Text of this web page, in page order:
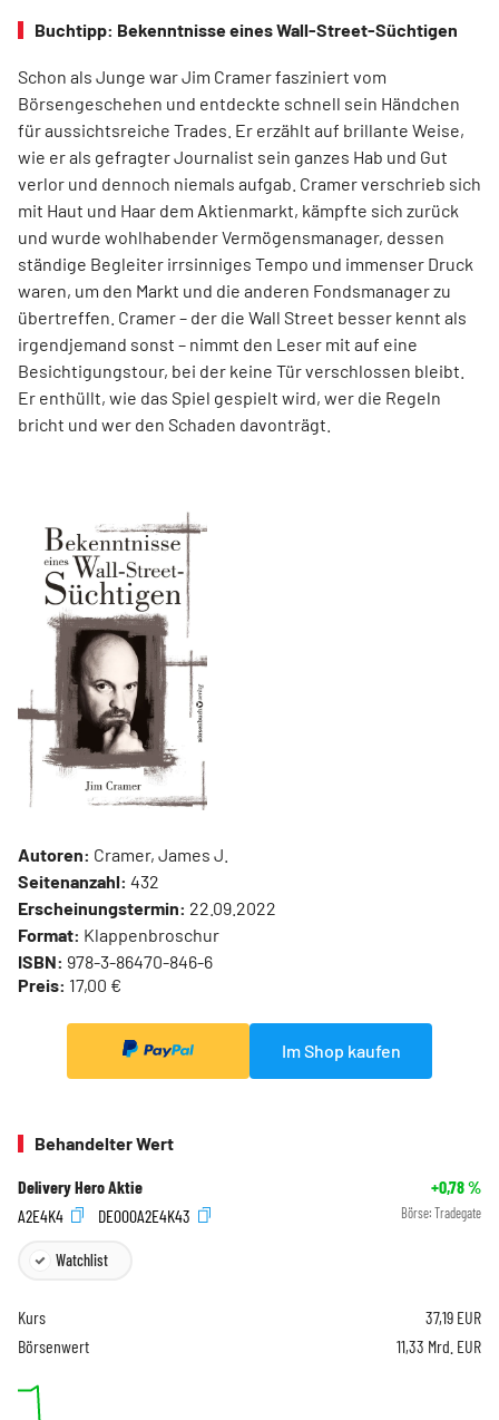
Buchtipp: Bekenntnisse eines Wall-Street-Süchtigen
Schon als Junge war Jim Cramer fasziniert vom
Börsengeschehen und entdeckte schnell sein Händchen
für aussichtsreiche Trades. Er erzählt auf brillante Weise,
wie er als gefragter Journalist sein ganzes Hab und Gut
verlor und dennoch niemals aufgab. Cramer verschrieb sich
mit Haut und Haar dem Aktienmarkt, kämpfte sich zurück
und wurde wohlhabender Vermögensmanager, dessen
ständige Begleiter irrsinniges Tempo und immenser Druck
waren, um den Markt und die anderen Fondsmanager zu
übertreffen. Cramer – der die Wall Street besser kennt als
irgendjemand sonst – nimmt den Leser mit auf eine
Besichtigungstour, bei der keine Tür verschlossen bleibt.
Er enthüllt, wie das Spiel gespielt wird, wer die Regeln
bricht und wer den Schaden davonträgt.
Autoren: Cramer, James J.
Seitenanzahl: 432
Erscheinungstermin: 22.09.2022
Format: Klappenbroschur
ISBN: 978-3-86470-846-6
Preis: 17,00 €
Im Shop kaufen
Behandelter Wert
Delivery Hero Aktie +0,78%
A2E4K4
DE000A2E4K43 Börse: Tradegate
Watchlist
Kurs 37,19 EUR
Börsenwert
11,33 Mrd. EUR